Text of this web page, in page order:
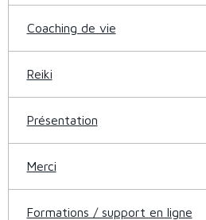
Coaching de vie
Reiki
Présentation
Merci
Formations / support en ligne